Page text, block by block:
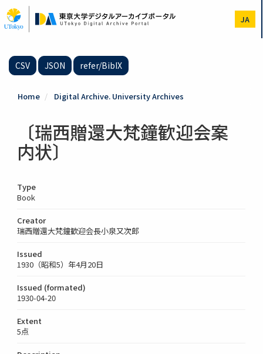
to
main
JA
CSV JSON refer/BibIX
Home Digital Archive. University Archives
〔瑞西贈還大梵鐘歓迎会案
内状〕
Type
Book
Creator
瑞西贈還大梵鐘歓迎会長小泉又次郎
Issued
1930（昭和5）年4月20日
Issued (formated)
1930-04-20
Extent
5点